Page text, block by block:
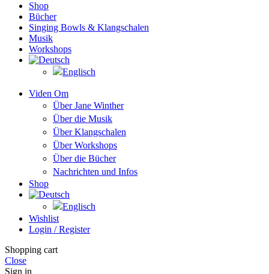
Shop
Bücher
Singing Bowls & Klangschalen
Musik
Workshops
Viden Om
Über Jane Winther
Über die Musik
Über Klangschalen
Über Workshops
Über die Bücher
Nachrichten und Infos
Shop
Wishlist
Login / Register
Shopping cart
Close
Sign in